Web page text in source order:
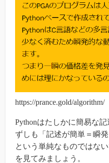
https://prance.gold/
Pythonはたしかに簡易な
ずしも「記述が簡単＝瞬
という単純なものではな
を見てみましょう。